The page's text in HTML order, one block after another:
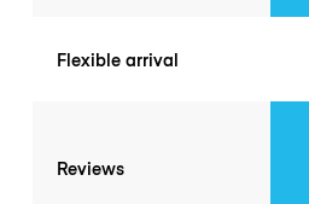
Flexible arrival
Reviews